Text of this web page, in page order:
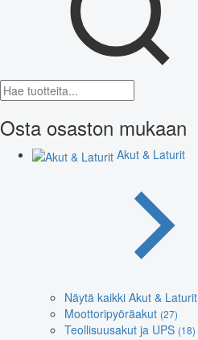
Osta osaston mukaan
Akut & Laturit
Näytä kaikki Akut & Laturit
Moottoripyöräakut (27)
Teollisuusakut ja UPS (18)